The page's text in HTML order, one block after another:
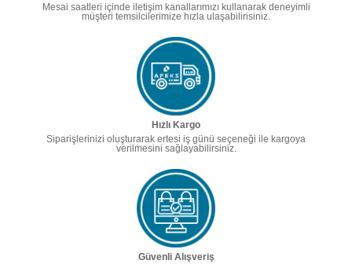
Mesai saatleri içinde iletişim kanallarımızı kullanarak deneyimli
müşteri temsilcilerimize hızla ulaşabilirisiniz.
Hızlı Kargo
Siparişlerinizi oluşturarak ertesi iş günü seçeneği ile kargoya
verilmesini sağlayabilirsiniz.
Güvenli Alışveriş